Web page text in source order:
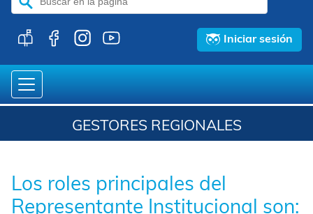
Iniciar sesión
GESTORES REGIONALES
Los roles principales del
Representante Institucional son: